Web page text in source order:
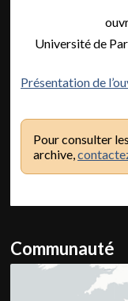
Université de
Présentation de
Pour consulter
archive,
Communauté